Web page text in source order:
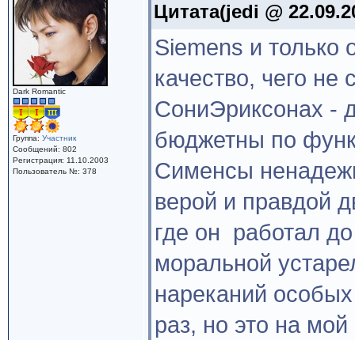
Dark Romantic
Группа: Участник
Сообщений: 802
Регистрация: 11.10.2003
Пользователь №: 378
Цитата(jedi @
Siemens и
качество, чего
СониЭриксонах -
бюджетны по
Сименсы
верой и правдой
где он работал
моральной
нареканий
раз, но это на